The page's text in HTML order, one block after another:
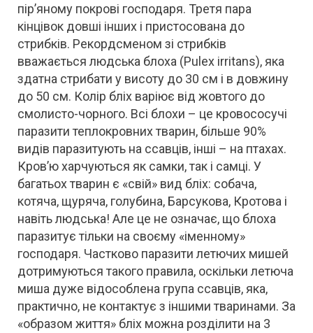
пір’яному покрові господаря. Третя пара
кінцівок довші інших і пристосована до
стрибків. Рекордсменом зі стрибків
вважається людська блоха (Pulex irritans), яка
здатна стрибати у висоту до 30 см і в довжину
до 50 см. Колір бліх варіює від жовтого до
смолисто-чорного. Всі блохи – це кровососучі
паразити теплокровних тварин, більше 90%
видів паразитують на ссавців, інші – на птахах.
Кров’ю харчуються як самки, так і самці. У
багатьох тварин є «свій» вид бліх: собача,
котяча, щуряча, голубина, Барсукова, Кротова і
навіть людська! Але це не означає, що блоха
паразитує тільки на своєму «іменному»
господаря. Частково паразити летючих мишей
дотримуються такого правила, оскільки летюча
миша дуже відособлена група ссавців, яка,
практично, не контактує з іншими тваринами. За
«образом життя» бліх можна розділити на 3